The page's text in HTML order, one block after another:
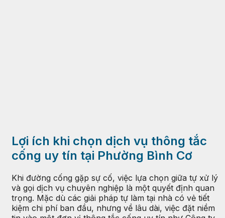
Lợi ích khi chọn dịch vụ thông tắc
cống uy tín tại Phường Bình Cơ
Khi đường cống gặp sự cố, việc lựa chọn giữa tự xử lý
và gọi dịch vụ chuyên nghiệp là một quyết định quan
trọng. Mặc dù các giải pháp tự làm tại nhà có vẻ tiết
kiệm chi phí ban đầu, nhưng về lâu dài, việc đặt niềm